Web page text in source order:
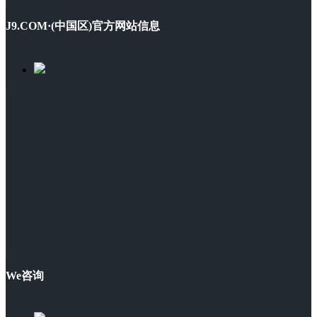
J9.COM·(中国区)官方网站信息
We咨询